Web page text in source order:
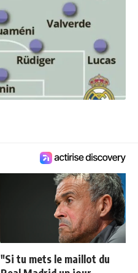
"Si tu mets le maillot du